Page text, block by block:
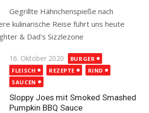
Gegrillte Hähnchenspieße nach
kulinarische Reise führt uns heute
& Dad's Sizzlezone
Posted
on
16. Oktober 2020
BURGER
FLEISCH
REZEPTE
RIND
SAUCEN
Sloppy Joes mit Smoked Smashed
Pumpkin BBQ Sauce